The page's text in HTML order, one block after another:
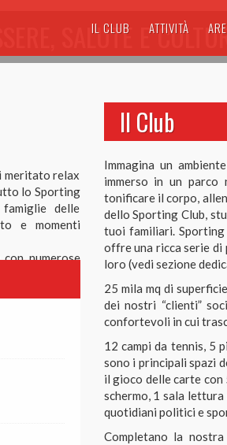
IL CLUB ATTIVITÀ
SALUTE E
meritato relax
lo Sporting
delle
e momenti
numerose
esperienza
Il Club
Immagina un
immerso in un parco
tonificare il corpo,
dello Sporting Club,
tuoi familiari. Sporting
offre una ricca serie
loro (vedi sezione
25 mila mq di
dei nostri “clienti”
confortevoli in cui
12 campi da tennis, 5
sono i principali spazi
il gioco delle carte
schermo, 1 sala
quotidiani politici e
Completano la